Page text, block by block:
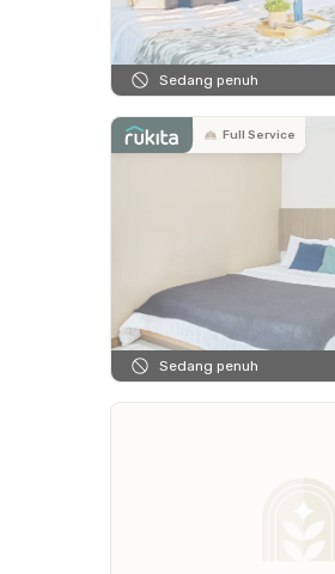
Sedang penuh
Full Service
Sedang penuh